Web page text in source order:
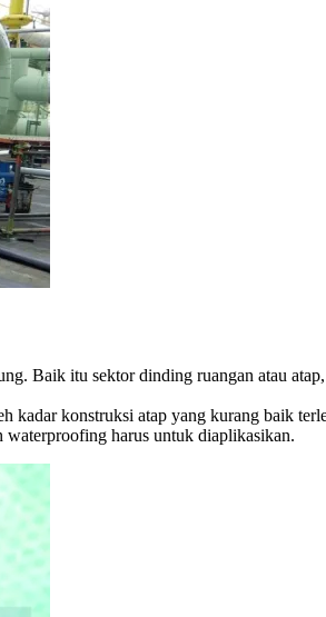
Baik itu sektor dinding ruangan atau
konstruksi atap yang kurang baik
waterproofing harus untuk diaplikasikan.